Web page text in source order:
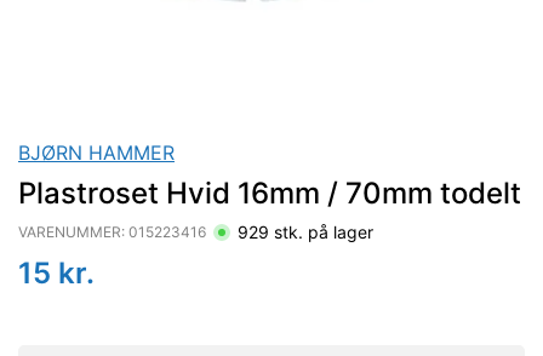
BJØRN HAMMER
Plastroset Hvid 16mm / 70mm todelt
VARENUMMER: 015223416 929 stk. på lager
15 kr.